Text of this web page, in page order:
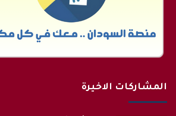
المشاركات الاخيرة